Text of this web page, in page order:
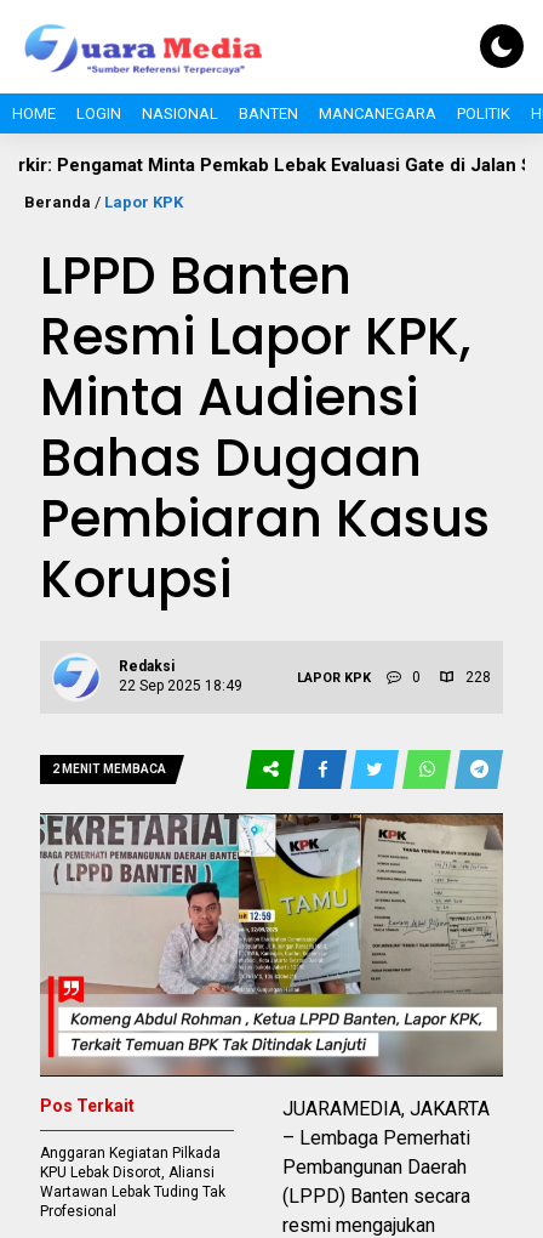
HOME LOGIN NASIONAL BANTEN MANCANEGARA POLITIK
Minta Pemkab Lebak Evaluasi Gate di Jalan S.A. Tirtayasa
Beranda / Lapor KPK
LPPD Banten
Resmi Lapor KPK,
Minta Audiensi
Bahas Dugaan
Pembiaran Kasus
Korupsi
Redaksi
22 Sep 2025 18:49
LAPOR KPK 0 228
2 MENIT MEMBACA
JUARAMEDIA, JAKARTA
– Lembaga Pemerhati
Pembangunan Daerah
(LPPD) Banten secara
resmi mengajukan
Pos Terkait
Anggaran Kegiatan Pilkada
KPU Lebak Disorot, Aliansi
Wartawan Lebak Tuding Tak
Profesional